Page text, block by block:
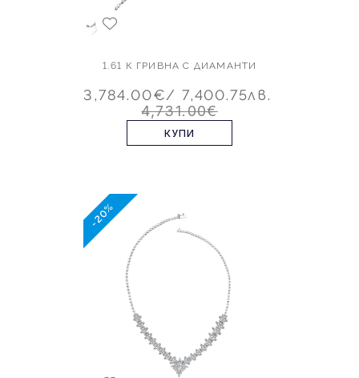
1.61 К ГРИВНА С ДИАМАНТИ
3,784.00€/ 7,400.75лв.
4,731.00€
КУПИ
-20%